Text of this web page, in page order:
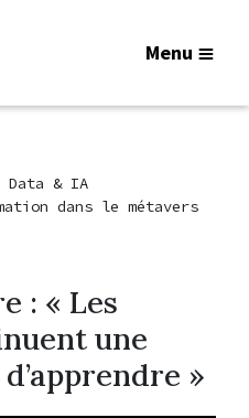
Menu
Data & IA
dans le métavers
: « Les
une
»